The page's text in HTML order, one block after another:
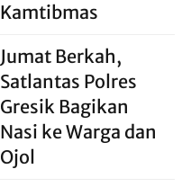
Kamtibmas
Jumat Berkah,
Satlantas Polres
Gresik Bagikan
Nasi ke Warga dan
Ojol